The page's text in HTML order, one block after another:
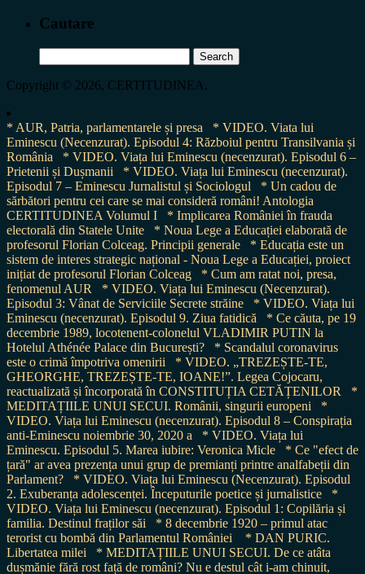
Cautare
for:
Copyright © 2026, CERTITUDINEA.
* AUR, Patria, parlamentarele și presa
* VIDEO. Viata lui
Eminescu (Necenzurat). Episodul 4: Războiul pentru Transilvania și
România
* VIDEO. Viața lui Eminescu (necenzurat). Episodul 6 –
Prietenii și Dușmanii
* VIDEO. Viața lui Eminescu (necenzurat).
Episodul 7 – Eminescu Jurnalistul și Sociologul
* Un cadou de
sărbători pentru cei care se mai consideră români! Antologia
CERTITUDINEA Volumul I
* Implicarea României în frauda
electorală din Statele Unite
* Noua Lege a Educației elaborată de
profesorul Florian Colceag. Principii generale
* Educația este un
sistem de interes strategic național - Noua Lege a Educației, proiect
inițiat de profesorul Florian Colceag
* Cum am ratat noi, presa,
fenomenul AUR
* VIDEO. Viața lui Eminescu (Necenzurat).
Episodul 3: Vânat de Serviciile Secrete străine
* VIDEO. Viața lui
Eminescu (necenzurat). Episodul 9. Ziua fatidică
* Ce căuta, pe 19
decembrie 1989, locotenent-colonelul VLADIMIR PUTIN la
Hotelul Athénée Palace din București?
* Scandalul coronavirus
este o crimă împotriva omenirii
* VIDEO. „TREZEȘTE-TE,
GHEORGHE, TREZEȘTE-TE, IOANE!”. Legea Cojocaru,
reactualizată și încorporată în CONSTITUȚIA CETĂȚENILOR
*
MEDITAȚIILE UNUI SECUI. Românii, singurii europeni
*
VIDEO. Viața lui Eminescu (necenzurat). Episodul 8 – Conspirația
anti-Eminescu noiembrie 30, 2020 a
* VIDEO. Viața lui
Eminescu. Episodul 5. Marea iubire: Veronica Micle
* Ce "efect de
țară" ar avea prezența unui grup de premianți printre analfabeții din
Parlament?
* VIDEO. Viața lui Eminescu (Necenzurat). Episodul
2. Exuberanța adolescenței. Începuturile poetice și jurnalistice
*
VIDEO. Viața lui Eminescu (necenzurat). Episodul 1: Copilăria și
familia. Destinul fraților săi
* 8 decembrie 1920 – primul atac
terorist cu bombă din Parlamentul României
* DAN PURIC.
Libertatea milei
* MEDITAȚIILE UNUI SECUI. De ce atâta
dușmănie fără rost față de români? Nu e destul cât i-am chinuit,